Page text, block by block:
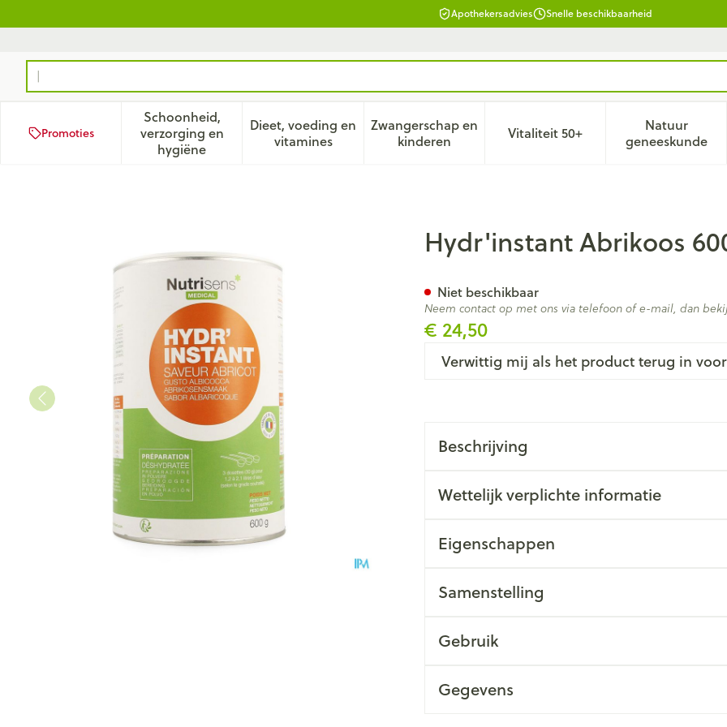
Apothekersadvies Snelle beschikbaarheid
Product, merk, categorie...
Promoties
Schoonheid,
verzorging en
hygiëneToon submenu voor Schoonheid, verzorging en hygiëne categorie
Dieet, voeding en
vitaminesToon submenu voor Dieet, voeding en vitamines categorie
Zwangerschap en
kinderenToon submenu voor Zwangerschap en kinderen
Vitaliteit 50+Toon submenu voor Vitaliteit
Natuur
geneeskunde
Toon
Hydr'instant Abrikoos
€ 24,50
Verwittig mij als het product terug in
Niet beschikbaar
Neem contact op met ons via telefoon of e-mail, dan
Beschrijving
Wettelijk verplichte informatie
Eigenschappen
Samenstelling
Gebruik
Gegevens